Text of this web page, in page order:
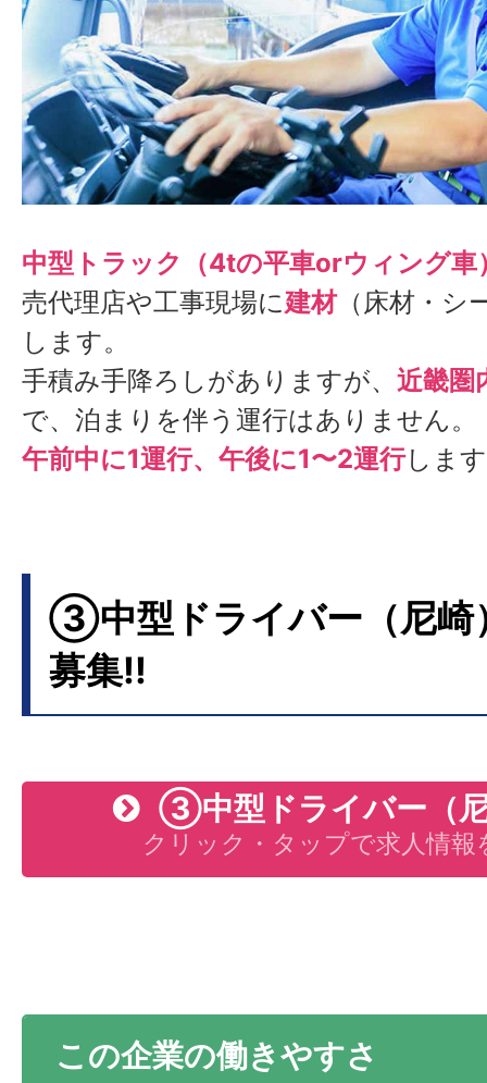
中型トラック（4tの平車orウィング車
売代理店や工事現場に建材（床材・シ
します。
手積み手降ろしがありますが、 近畿圏
で、泊まりを伴う運行はありません。
午前中に1運行、午後に1〜2運行しま
③中型ドライバー（尼崎
募集!!
③中型ドライバー（
クリック・タップで求人情報
この企業の働きやすさ